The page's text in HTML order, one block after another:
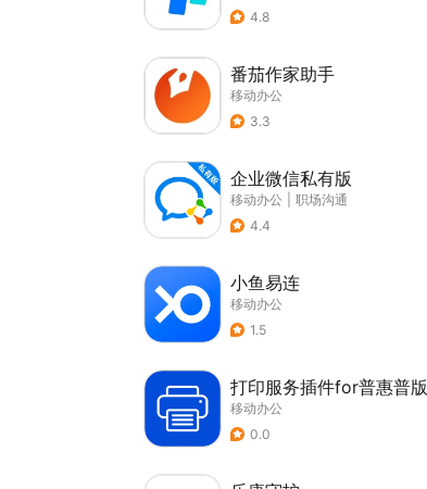
4.8
番茄作家助手
移动办公
3.3
企业微信私有版
移动办公
职场沟通
4.4
小鱼易连
移动办公
1.5
打印服务插件for普惠普版
移动办公
0.0